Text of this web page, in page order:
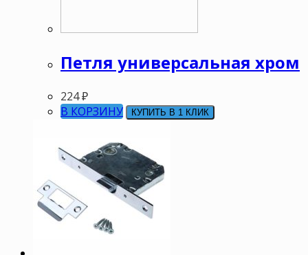
Петля универсальная хром
224₽
В КОРЗИНУ
КУПИТЬ В 1 КЛИК